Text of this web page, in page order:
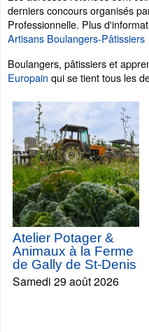
derniers concours organisés
Professionnelle. Plus
Artisans Boulangers-Pâtissiers
Boulangers, pâtissiers et
Europain qui se tient tous les
Atelier Potager &
Animaux à la Ferme
de Gally de St-Denis
Samedi 29 août 2026